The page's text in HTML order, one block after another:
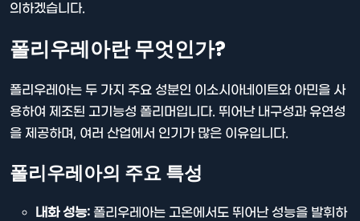
의하겠습니다.
폴리우레아란 무엇인가?
폴리우레아는 두 가지 주요 성분인 이소시아네이트와 아민을 사
용하여 제조된 고기능성 폴리머입니다. 뛰어난 내구성과 유연성
을 제공하며, 여러 산업에서 인기가 많은 이유입니다.
폴리우레아의 주요 특성
내화 성능: 폴리우레아는 고온에서도 뛰어난 성능을 발휘하